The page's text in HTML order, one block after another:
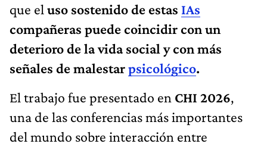
que el uso sostenido de estas IAs
compañeras puede coincidir con un
deterioro de la vida social y con más
señales de malestarpsicológico.
El trabajo fue presentado en CHI 2026,
una de las conferencias más importantes
del mundo sobre interacción entre